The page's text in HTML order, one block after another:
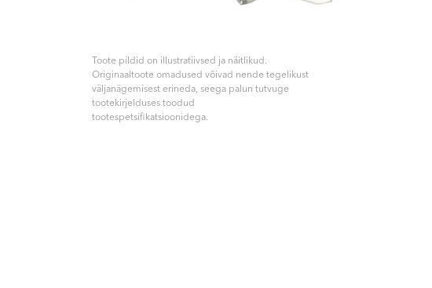
Toote pildid on illustratiivsed ja näitlikud.
Originaaltoote omadused võivad nende tegelikust
väljanägemisest erineda, seega palun tutvuge
tootekirjelduses toodud
tootespetsifikatsioonidega.